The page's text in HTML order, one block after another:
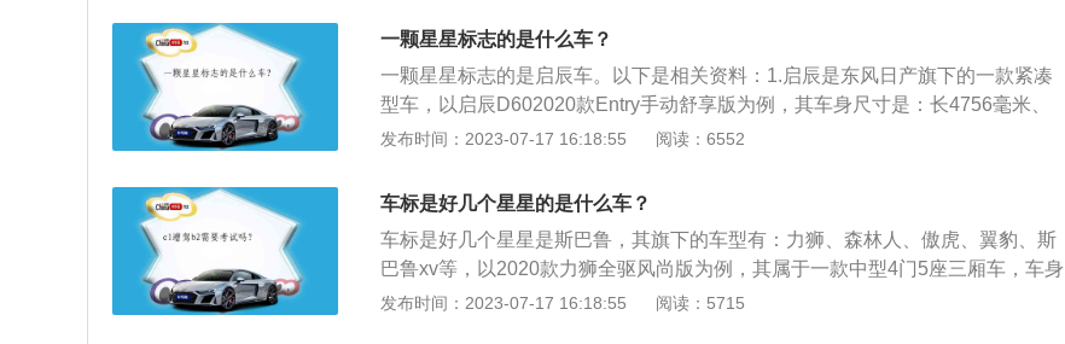
是通用汽车的注册商标和有效商标。直到1959年，庞蒂亚克的标志老式的美国本
土轮廓被一个更微妙、优雅的标志所取代：一个朝下的红色箭头，被称为飞镖。
在飞镖的顶部有一个星星。启辰标志（VENUCIA）东风启辰（Venucia）是东风
2010年9月推出。Venucia的字面意思是：新的一天的开始。吉利英伦（ENGLO
场销售的TX4。它的一些汽车是由吉利的子公司上海LTI制造的。随着吉利在2013
年全面收购伦敦出租车公司，吉利英伦标志也成为伦敦出租车公司的新标志。AS
KAMASKAM公司是Çiftçiler控股公司的子公司，是土耳其的一家卡车和商业车辆
制造商。该公司于2015年破产，停止了所有生产。FACELVEGAFacelS.A.是一
连星的标志，主要生产的是汽车，同时还涉及到飞机以及发动机领域，实力比较
的雄厚，品牌拥有的纵置发动机的技术。东风启辰：成立时间是2010年的9月8
日，品牌名称是东风日产启辰，是属于东风日产乘用车旗下的第二个品牌。品牌
所生产的车型是具有着东风日产的相关技术，并且部分车型还采用了东风日产旗
下车型的流水线，在质量上是非常不错的。江淮汽车：成立时间是1964年，是一
汽车、智能网联汽车”并举，涵盖汽车出行、金融服务等众多领域的综合型汽车企
业集团。先后荣获国家火炬计划重点高新技术企业、中国企业500强、中国汽车
品牌前5强，是全国首家荣获我国工业领域最高奖项——中国工业大奖的综合型
宁镇，前身是河北红星旅行车制造厂1960年始建于北京，1970年从北京搬迁到邢
一颗星星标志的是什么车？
一颗星星标志的是启辰车。以下是相关资料：1.启辰是东风日产旗下的一款紧凑
型车，以启辰D602020款Entry手动舒享版为例，其车身尺寸是：长4756毫米、
宽1803毫米、高1487毫米，轴距为2700毫米，油箱容积是50升。2.启辰D60202
大功率是93千瓦，最大功率转速是每分钟5600转，与其匹配的是5挡手动变速
箱。
发布时间：2023-07-17 16:18:55 阅读：6552
车标是好几个星星的是什么车？
车标是好几个星星是斯巴鲁，其旗下的车型有：力狮、森林人、傲虎、翼豹、斯
巴鲁xv等，以2020款力狮全驱风尚版为例，其属于一款中型4门5座三厢车，车身
尺寸是：长4815mm、宽1840mm、高1500mm，轴距为2750mm。2020款力狮
发布时间：2023-07-17 16:18:55 阅读：5715